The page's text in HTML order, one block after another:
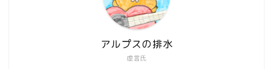
虚言氏
アルプスの排水